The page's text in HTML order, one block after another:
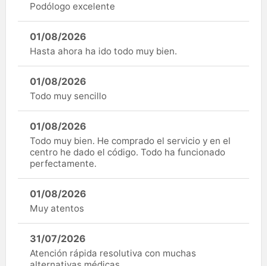
Podólogo excelente
01/08/2026
Hasta ahora ha ido todo muy bien.
01/08/2026
Todo muy sencillo
01/08/2026
Todo muy bien. He comprado el servicio y en el
centro he dado el código. Todo ha funcionado
perfectamente.
01/08/2026
Muy atentos
31/07/2026
Atención rápida resolutiva con muchas